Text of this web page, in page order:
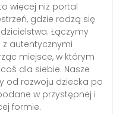
więcej niż portal
gdzie rodzą się
Łączymy
z autentycznymi
miejsce, w którym
dla siebie. Nasze
od rozwoju dziecka po
w przystępnej i
formie.